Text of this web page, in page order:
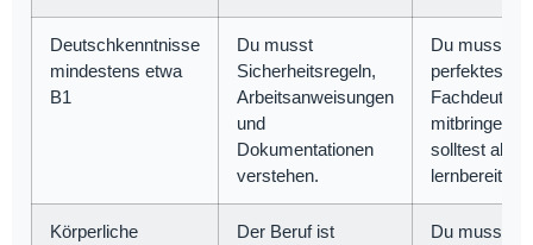
Deutschkenntnisse
mindestens etwa
B1
Du musst
Sicherheitsregeln,
Arbeitsanweisungen
und
Dokumentationen
verstehen.
Du musst
perfektes
Fachdeutsch
mitbringen,
solltest aber
lernbereit
Körperliche
Der Beruf ist
Du musst